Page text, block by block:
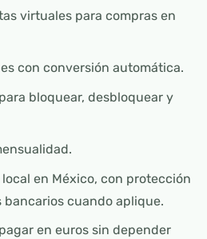
virtuales para compras en
con conversión automática.
bloquear, desbloquear y
en México, con protección
bancarios cuando aplique.
en euros sin depender